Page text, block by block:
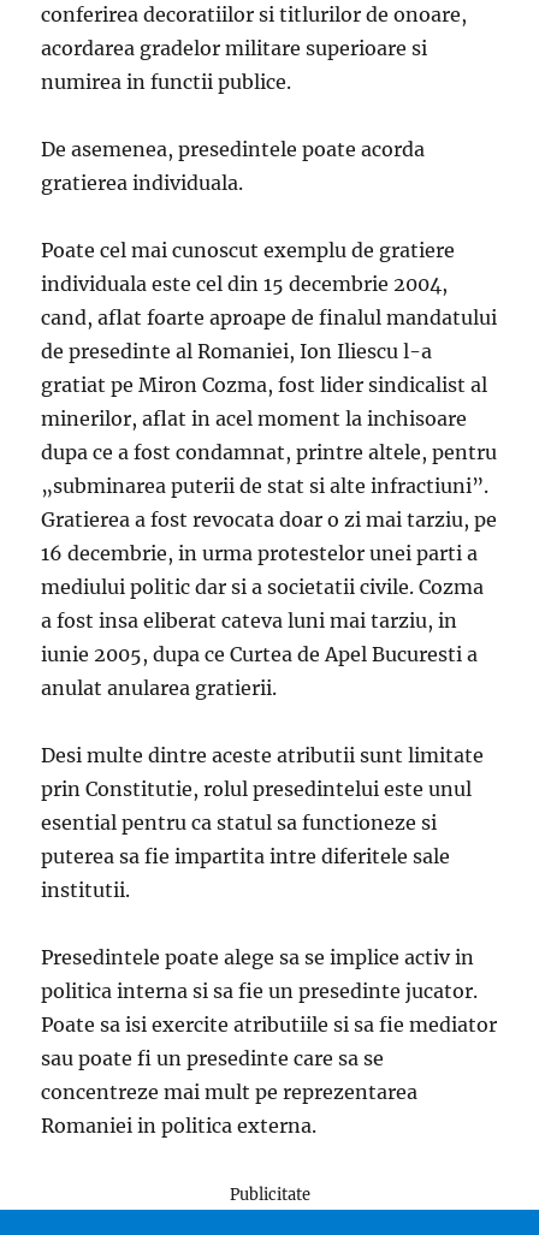
conferirea decoratiilor si titlurilor de onoare,
acordarea gradelor militare superioare si
numirea in functii publice.
De asemenea, presedintele poate acorda
gratierea individuala.
Poate cel mai cunoscut exemplu de gratiere
individuala este cel din 15 decembrie 2004,
cand, aflat foarte aproape de finalul mandatului
de presedinte al Romaniei, Ion Iliescu l-a
gratiat pe Miron Cozma, fost lider sindicalist al
minerilor, aflat in acel moment la inchisoare
dupa ce a fost condamnat, printre altele, pentru
„subminarea puterii de stat si alte infractiuni”.
Gratierea a fost revocata doar o zi mai tarziu, pe
16 decembrie, in urma protestelor unei parti a
mediului politic dar si a societatii civile. Cozma
a fost insa eliberat cateva luni mai tarziu, in
iunie 2005, dupa ce Curtea de Apel Bucuresti a
anulat anularea gratierii.
Desi multe dintre aceste atributii sunt limitate
prin Constitutie, rolul presedintelui este unul
esential pentru ca statul sa functioneze si
puterea sa fie impartita intre diferitele sale
institutii.
Presedintele poate alege sa se implice activ in
politica interna si sa fie un presedinte jucator.
Poate sa isi exercite atributiile si sa fie mediator
sau poate fi un presedinte care sa se
concentreze mai mult pe reprezentarea
Romaniei in politica externa.
Publicitate